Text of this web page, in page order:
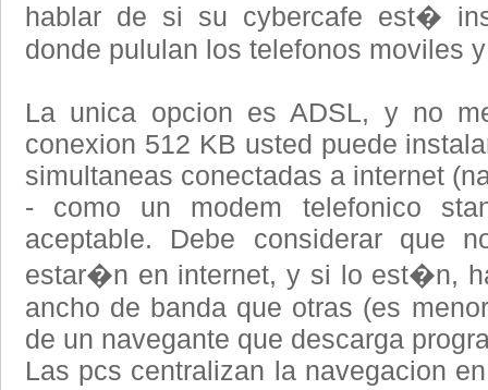
hablar de si su cybercafe est�
donde pululan los telefonos moviles
La unica opcion es ADSL, y no
conexion 512 KB usted puede
simultaneas conectadas a internet
- como un modem telefonico
aceptable. Debe considerar que
estar�n en internet, y si lo est�n,
ancho de banda que otras (es
de un navegante que descarga
Las pcs centralizan la navegacion